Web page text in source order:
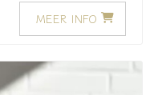
MEER INFO